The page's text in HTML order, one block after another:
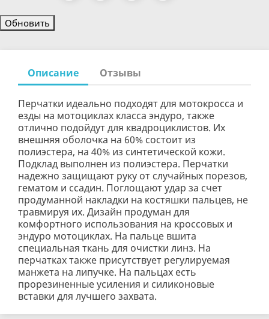
Описание Отзывы
Перчатки идеально подходят для мотокросса и
езды на мотоциклах класса эндуро, также
отлично подойдут для квадроциклистов. Их
внешняя оболочка на 60% состоит из
полиэстера, на 40% из синтетической кожи.
Подклад выполнен из полиэстера. Перчатки
надежно защищают руку от случайных порезов,
гематом и ссадин. Поглощают удар за счет
продуманной накладки на костяшки пальцев, не
травмируя их. Дизайн продуман для
комфортного использования на кроссовых и
эндуро мотоциклах. На пальце вшита
специальная ткань для очистки линз. На
перчатках также присутствует регулируемая
манжета на липучке. На пальцах есть
прорезиненные усиления и силиконовые
вставки для лучшего захвата.